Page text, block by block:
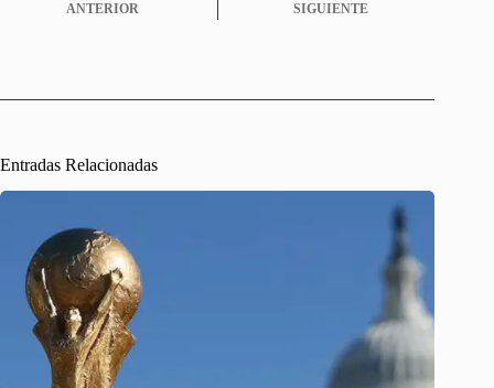
ANTERIOR SIGUIENTE
Entradas Relacionadas